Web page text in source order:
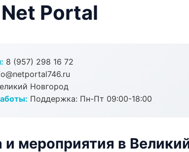
Portal
8 (957) 298 16 72
Новгород
Поддержка: Пн-Пт 09:00-18:00
мероприятия в